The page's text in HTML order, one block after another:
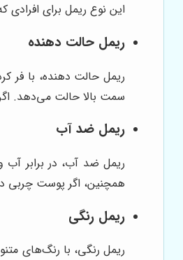
این نوع ریمل برای
ریمل حالت دهنده
ریمل حالت دهنده، با فر
سمت بالا حالت می‌دهد.
ریمل ضد آب
ریمل ضد آب، در برابر
همچنین، اگر پوست چربی
ریمل رنگی
ریمل رنگی، با رنگ‌های